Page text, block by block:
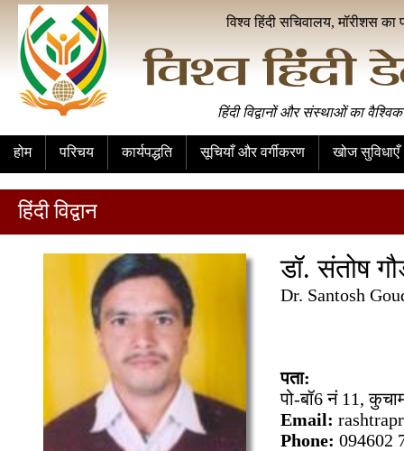
विश्व हिंदी सचिवालय, मॉरीशस का
हिंदी विद्वानों और संस्थाओं का
होम परिचय कार्यपद्धति सूचियाँ और वर्गीकरण खोज सुविधाएँ
हिंदी विद्वान
डॉ. संतोष
Dr. Santosh
पता:
पो-बॉ6 नं 11,
Email:
Phone: 094602